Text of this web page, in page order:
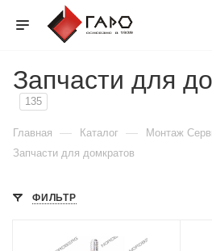
Запчасти для
135
Главная — Каталог — Монтаж
Запчасти для домкратов
ФИЛЬТР